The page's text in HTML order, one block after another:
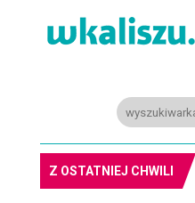
Z OSTATNIEJ CHWILI